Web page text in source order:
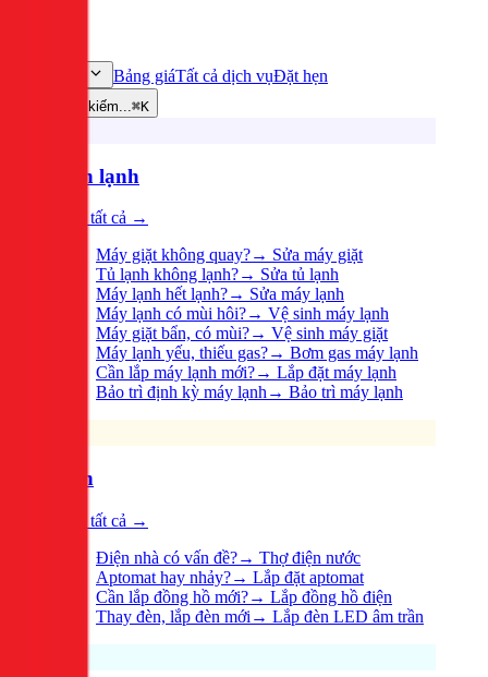
Bảng giáTất cả dịch vụĐặt hẹn
Tìm kiếm...⌘K
Điện lạnh
Xem tất cả →
Máy giặt không quay?→ Sửa máy giặt
Tủ lạnh không lạnh?→ Sửa tủ lạnh
Máy lạnh hết lạnh?→ Sửa máy lạnh
Máy lạnh có mùi hôi?→ Vệ sinh máy lạnh
Máy giặt bẩn, có mùi?→ Vệ sinh máy giặt
Máy lạnh yếu, thiếu gas?→ Bơm gas máy lạnh
Cần lắp máy lạnh mới?→ Lắp đặt máy lạnh
Bảo trì định kỳ máy lạnh→ Bảo trì máy lạnh
Điện
Xem tất cả →
Điện nhà có vấn đề?→ Thợ điện nước
Aptomat hay nhảy?→ Lắp đặt aptomat
Cần lắp đồng hồ mới?→ Lắp đồng hồ điện
Thay đèn, lắp đèn mới → Lắp đèn LED âm trần